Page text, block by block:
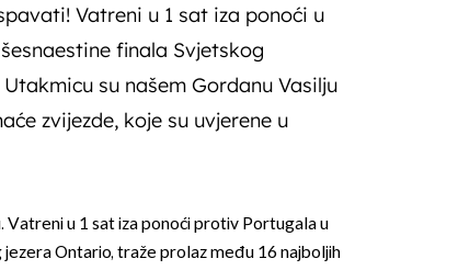
Vatreni u 1 sat iza ponoći u
finala Svjetskog
su našem Gordanu Vasilju
zvijezde, koje su uvjerene u
Vatreni u 1 sat iza ponoći protiv Portugala u
Ontario, traže prolaz među 16 najboljih